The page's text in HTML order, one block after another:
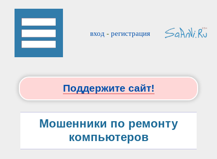
вход - регистрация
Поддержите сайт!
Мошенники по ремонту
компьютеров